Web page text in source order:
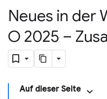
Neues in der
O 2025 –
Auf dieser Seite